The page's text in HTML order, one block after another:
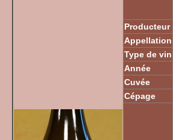
Producteur
Appellation
Type de vin
Année
Cuvée
Cépage